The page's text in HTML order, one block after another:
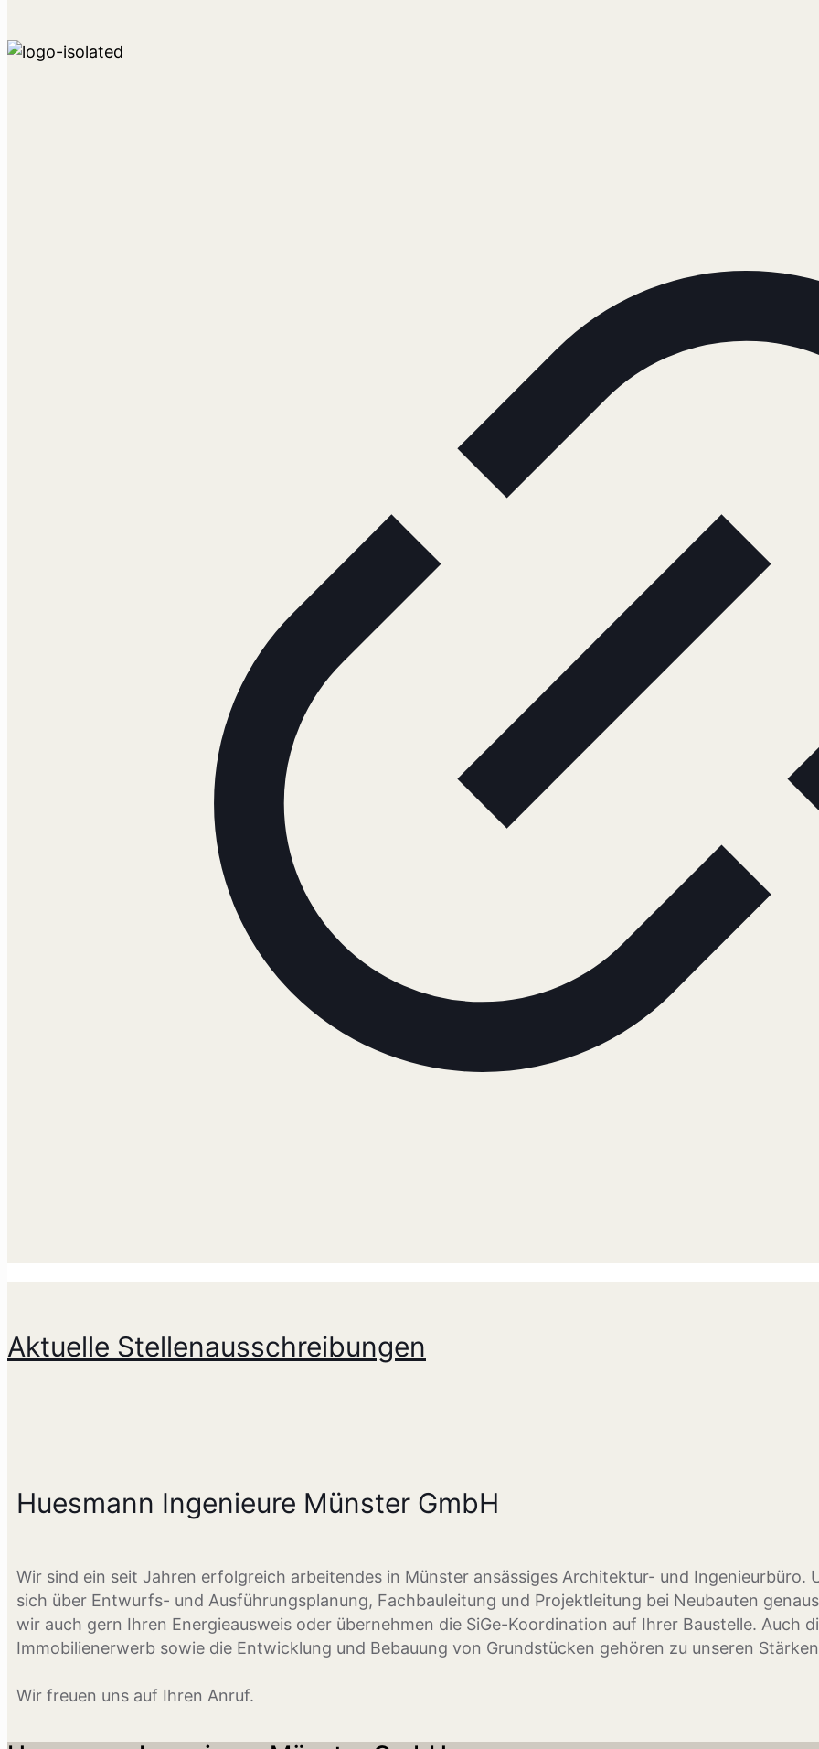
Aktuelle Stellenausschreibungen
Huesmann Ingenieure Münster GmbH
Wir sind ein seit Jahren erfolgreich arbeitendes in Münster ansässiges Architektur- und Ingenieurbüro.
sich über Entwurfs- und Ausführungsplanung, Fachbauleitung und Projektleitung bei Neubauten
wir auch gern Ihren Energieausweis oder übernehmen die SiGe-Koordination auf Ihrer Baustelle. Auch
Immobilienerwerb sowie die Entwicklung und Bebauung von Grundstücken gehören zu unseren
Wir freuen uns auf Ihren Anruf.